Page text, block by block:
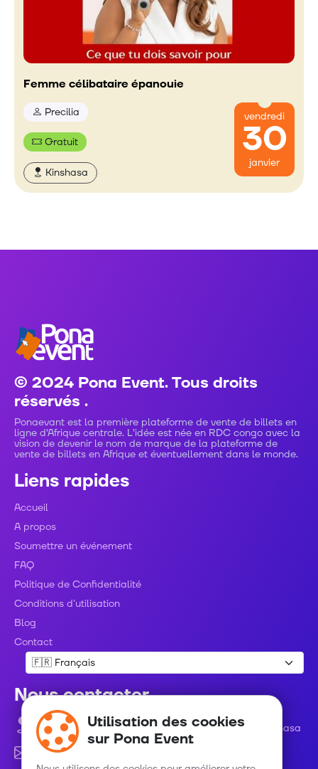
Femme célibataire épanouie
Precilia
Gratuit
Kinshasa
vendredi
30
janvier
© 2024 Pona Event. Tous droits
réservés .
Ponaevant est la première plateforme de vente de billets en
ligne d’Afrique centrale. L’idée est née en RDC congo avec la
vision de devenir le nom de marque de la plateforme de
vente de billets en Afrique et éventuellement dans le monde.
Liens rapides
Accueil
A propos
Soumettre un événement
FAQ
Politique de Confidentialité
Conditions d'utilisation
Blog
Contact
Nous contacter
Avenue Roi Baudouin numéro 48 C/ Gombe - Kinshasa
info@ponaevent.com
Utilisation des cookies
sur Pona Event